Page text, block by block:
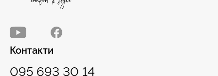
Контакти
095 693 30 14